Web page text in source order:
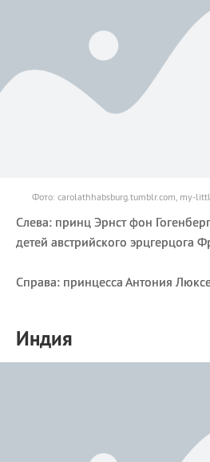
Фото: carolathhabsburg.tumblr.com, my-
Слева: принц Эрнст фон
детей австрийского эрцгерцога
Справа: принцесса Антония
Индия